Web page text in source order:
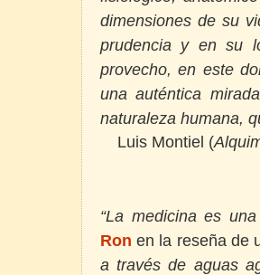
dimensiones de su
prudencia y en su
provecho, en este
una auténtica
naturaleza humana,
Luis Montiel (
“La medicina es
Ron en la reseña de
a través de aguas